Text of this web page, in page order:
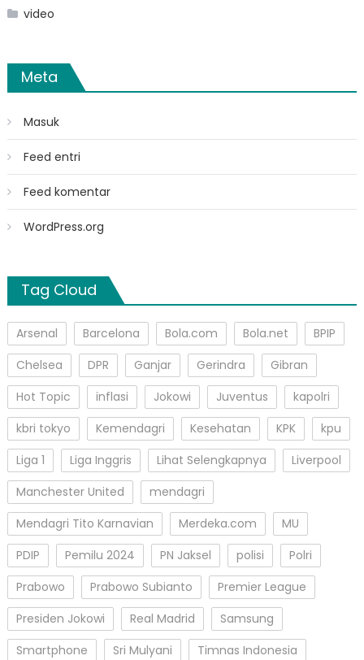
video
Meta
Masuk
Feed entri
Feed komentar
WordPress.org
Tag Cloud
Arsenal Barcelona Bola.com Bola.net
BPIP
Chelsea
DPR Ganjar Gerindra
Gibran
Hot Topic
inflasi Jokowi Juventus
kapolri
kbri tokyo
Kemendagri Kesehatan KPK
kpu
Liga 1
Liga Inggris Lihat Selengkapnya
Liverpool
Manchester United
mendagri
Mendagri Tito Karnavian
Merdeka.com
MU
PDIP
Pemilu 2024 PN Jaksel polisi
Polri
Prabowo
Prabowo Subianto
Premier League
Presiden Jokowi
Real Madrid
Samsung
Smartphone
Sri Mulyani
Timnas Indonesia